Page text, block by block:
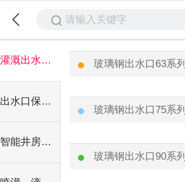
请输入关键字
灌溉出水口系列
出水口保护装置、保护罩
智能井房、IC卡控制器系列
玻璃钢出水口63系列
玻璃钢出水口75系列
玻璃钢出水口90系列